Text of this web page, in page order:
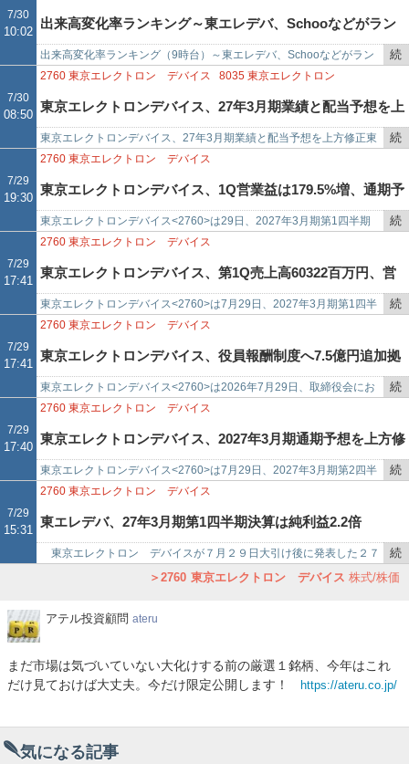
記
事
7/30
10:02
出来高変化率ランキング～東エレデバ、Schooなどがラン
クイン
出来高変化率ランキング（9時台）～東エレデバ、Schooなどがラン
クイン東エレデバ<2760>がランクイン（9時41分時点）。大幅反発。
続
記
事
7/30
08:50
2760 東京エレクトロン デバイス 8035 東京エレクトロン
東京エレクトロンデバイス、27年3月期業績と配当予想を上
方修正
東京エレクトロンデバイス、27年3月期業績と配当予想を上方修正東
京エレクトロンデバイス<2760>東京エレクトロン<8035>系の半導体
続
記
事
7/29
19:30
2760 東京エレクトロン デバイス
東京エレクトロンデバイス、1Q営業益は179.5%増、通期予
想を上方修正
東京エレクトロンデバイス<2760>は29日、2027年3月期第1四半期
（4月1日～6月30日）の連結決算を発表した。売上高は60,322百万円
続
記
事
7/29
17:41
2760 東京エレクトロン デバイス
東京エレクトロンデバイス、第1Q売上高60322百万円、営
業利益は前年同期比179.5%増
東京エレクトロンデバイス<2760>は7月29日、2027年3月期第1四半
期（2026年4月～6月）の連結決算を発表した。売上高は60,322百万
続
記
事
7/29
17:41
2760 東京エレクトロン デバイス
東京エレクトロンデバイス、役員報酬制度へ7.5億円追加拠
出、コーポレートオフィサーを対象に追加
東京エレクトロンデバイス<2760>は2026年7月29日、取締役会にお
いて年次業績連動株式報酬制度及び中期業績連動株式報酬制度への金
続
記
事
7/29
17:40
2760 東京エレクトロン デバイス
東京エレクトロンデバイス、2027年3月期通期予想を上方修
正、中間配当も増額
東京エレクトロンデバイス<2760>は7月29日、2027年3月期第2四半
期（中間期）および通期連結業績予想並びに中間配当予想を修正する
続
事
で
7/29
15:31
2760 東京エレクトロン デバイス
東エレデバ、27年3月期第1四半期決算は純利益2.2倍
東京エレクトロン デバイスが７月２９日大引け後に発表した２７
年３月期第１四半期決算（連結）は売上高６０３億２２００万円（前
続
き
2760 東京エレクトロン デバイス 株式/株価
ア
投
資
アテル投資顧問 ateru
まだ市場は気づいていない大化けする前の厳選１銘柄、今年はこれ
だけ見ておけば大丈夫。今だけ限定公開します！
https://ateru.co.jp/
気になる記事